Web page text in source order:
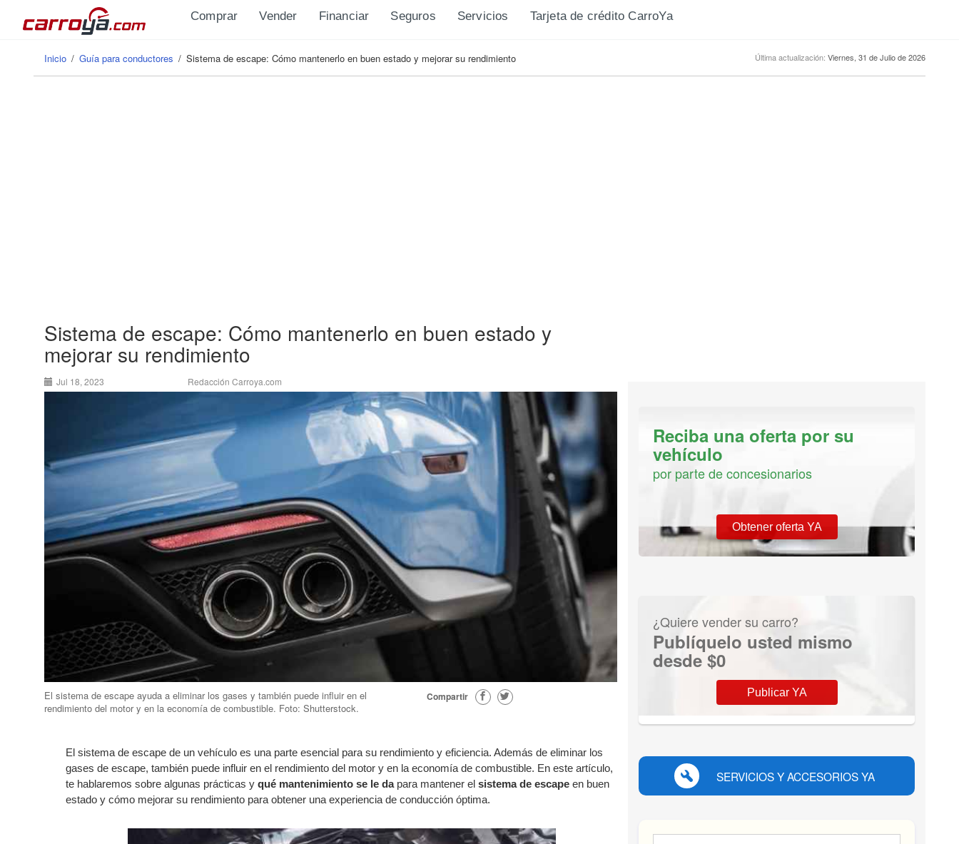
Pasar al contenido principal
Comprar Vender Financiar Seguros Servicios Tarjeta de crédito CarroYa
Se encuentra usted aquí
Inicio / Guía para conductores / Sistema de escape: Cómo mantenerlo en buen estado y mejorar su rendimiento Última actualización: Viernes, 31 de Julio de 2026
Sistema de escape: Cómo mantenerlo en buen estado y
mejorar su rendimiento
Jul 18, 2023 Redacción Carroya.com
El sistema de escape ayuda a eliminar los gases y también puede influir en el
rendimiento del motor y en la economía de combustible. Foto: Shutterstock.
Compartir
El sistema de escape de un vehículo es una parte esencial para su rendimiento y eficiencia. Además de eliminar los
gases de escape, también puede influir en el rendimiento del motor y en la economía de combustible. En este artículo,
te hablaremos sobre algunas prácticas y qué mantenimiento se le da para mantener el sistema de escape en buen
estado y cómo mejorar su rendimiento para obtener una experiencia de conducción óptima.
Reciba una oferta por su
vehículo
por parte de concesionarios
Obtener oferta YA
¿Quiere vender su carro?
Publíquelo usted mismo
desde $0
Publicar YA
SERVICIOS Y ACCESORIOS YA